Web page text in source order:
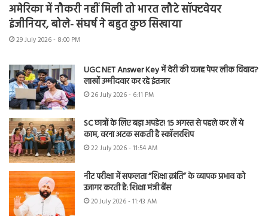
अमेरिका में नौकरी नहीं मिली तो भारत लौटे सॉफ्टवेयर
इंजीनियर, बोले- संघर्ष ने बहुत कुछ सिखाया
29 July 2026 - 8:00 PM
UGC NET Answer Key में देरी की वजह पेपर लीक विवाद?
लाखों उम्मीदवार कर रहे इंतजार
26 July 2026 - 6:11 PM
SC छात्रों के लिए बड़ा अपडेट! 15 अगस्त से पहले कर लें ये
काम, वरना अटक सकती है स्कॉलरशिप
22 July 2026 - 11:54 AM
नीट परीक्षा में सफलता “शिक्षा क्रांति” के व्यापक प्रभाव को
उजागर करती है: शिक्षा मंत्री बैंस
20 July 2026 - 11:43 AM